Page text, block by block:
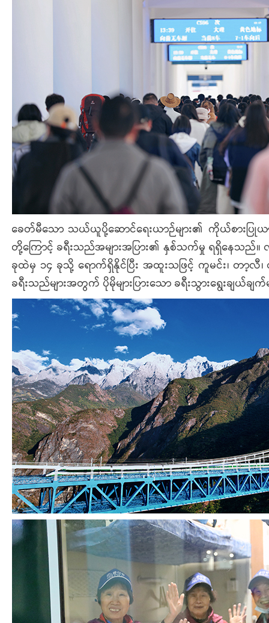
ခေတ်မီသော သယ်ယူပို့ဆောင်ရေးယာဉ်များ၏ ကိုယ်စားပြုယ
တို့ကြောင့် ခရီးသည်အများအပြား၏ နှစ်သက်မှု ရရှိနေသည်
ခုထဲမှ ၁၄ ခုသို့ ရောက်ရှိနိုင်ပြီး အထူးသဖြင့် ကူမင်း၊ တာ့လီ၊
ခရီးသည်များအတွက် ပိုမိုများပြားသော ခရီးသွားရွေးချယ်ချ